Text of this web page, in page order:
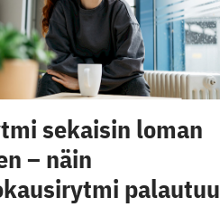
sekaisin loman
– näin
palautuu